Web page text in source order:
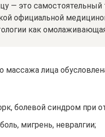
— это самостоятельный
официальной
как
массажа лица
болевой синдром при
мигрень, невралгии;